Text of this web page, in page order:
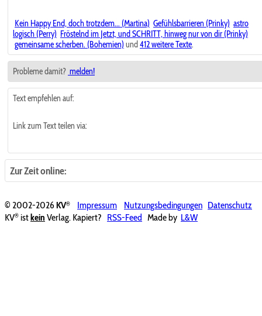
Kein Happy End, doch trotzdem... (Martina) Gefühlsbarrieren (Prinky) astro
logisch (Perry) Fröstelnd im Jetzt, und SCHRITT, hinweg nur von dir (Prinky)
gemeinsame scherben. (Bohemien) und 412 weitere Texte.
Probleme damit? melden!
Text empfehlen auf:
Link zum Text teilen via:
Zur Zeit online:
© 2002-2026KV® Impressum Nutzungsbedingungen Datenschutz
KV® ist kein Verlag. Kapiert? RSS-Feed Made by L&W